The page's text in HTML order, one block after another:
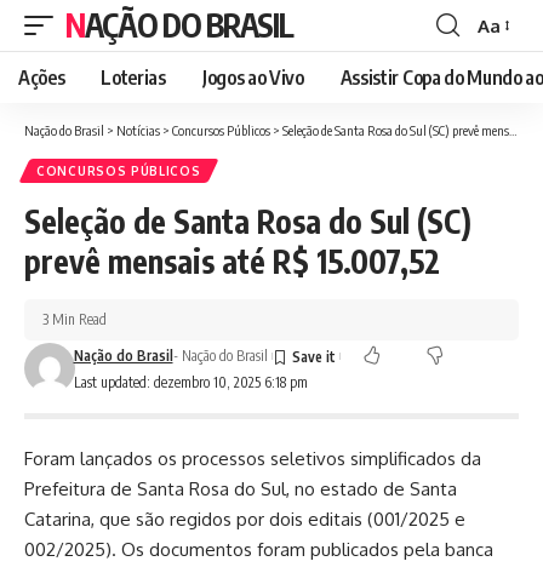
NAÇÃO DO BRASIL
Font
Resizer
Aa
Ações Loterias Jogos ao Vivo Assistir Copa do Mundo
Nação do Brasil > Notícias > Concursos Públicos > Seleção de Santa Rosa do Sul (SC) prevê mensais até R$ 15.007,52
CONCURSOS PÚBLICOS
Seleção de Santa Rosa do Sul (SC)
prevê mensais até R$ 15.007,52
Last updated: dezembro 10, 2025 6:18 pm
Nação do Brasil- Nação do Brasil
3 Min Read
Foram lançados os processos seletivos simplificados da
Prefeitura de Santa Rosa do Sul, no estado de Santa
Catarina, que são regidos por dois editais (001/2025 e
002/2025). Os documentos foram publicados pela banca